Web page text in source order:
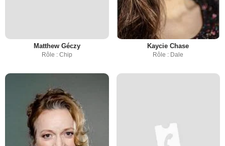
Matthew Géczy
Rôle : Chip
Kaycie Chase
Rôle : Dale